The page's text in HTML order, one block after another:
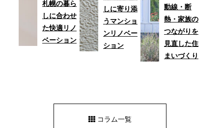
札幌の暮ら
しに合わせ
た快適リノ
ベーション
しに寄り添
うマンショ
ンリノベー
ション
動線・断
熱・家族の
つながりを
見直した住
まいづくり
コラム一覧